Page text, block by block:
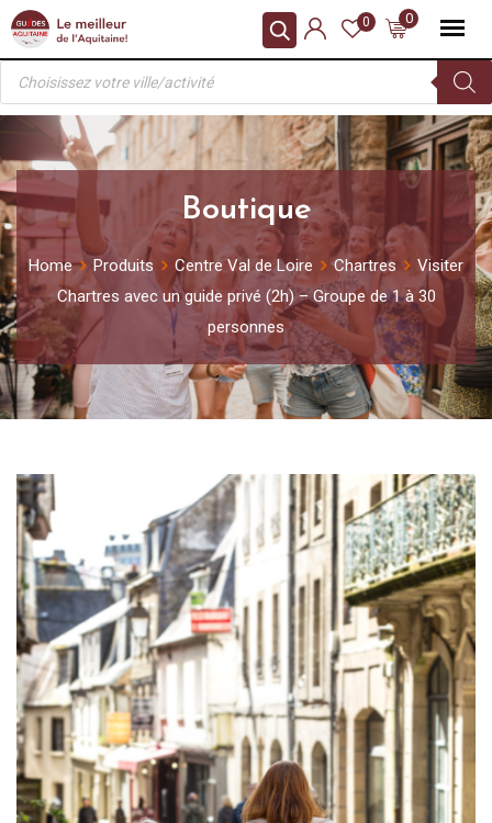
Skip
content
0
0
Recherche
produits
Boutique
Home Produits Centre Val de Loire Chartres
Visiter
Chartres avec un guide privé (2h) – Groupe de 1 à 30
personnes